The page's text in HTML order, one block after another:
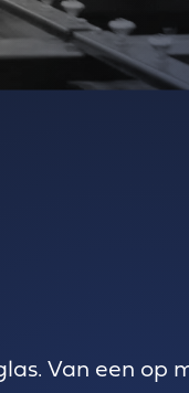
Van een op